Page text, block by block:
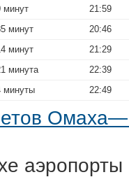
минут
21:59
минут
20:46
минут
21:29
минута
22:39
минуты 22:49
аэропорты